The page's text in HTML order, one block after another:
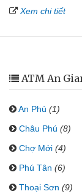
Xem chi tiết
ATM An
An Phú (1)
Châu Phú (8)
Chợ Mới (4)
Phú Tân (6)
Thoại Sơn (9)